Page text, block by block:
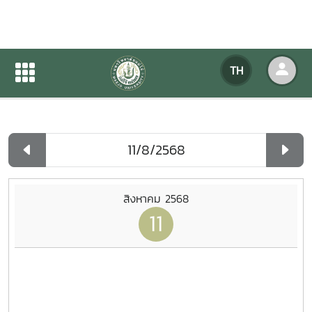
TH
ปฏิทินกิจกรรมของหน่วยงาน
ปฏิทินกิจกรรมของหน่วยงาน
สิงหาคม 2568
11